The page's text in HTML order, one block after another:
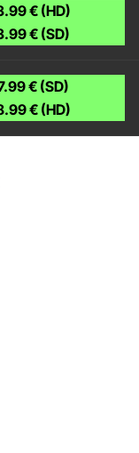
€ (HD)
€ (SD)
€ (SD)
€ (HD)